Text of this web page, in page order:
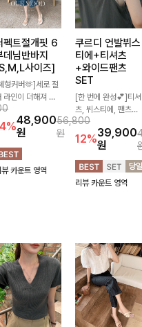
펙트절개핏 6
데님반바지
사이즈]
형커버🫶]세로 절
라인이 더해져 다
라인을 더욱 길고
하게 연출해주는
5부 데님 반바지 🤍
없는 기장과 여
운 핏으로 편안하
착용되며 다양한
48,900
원
56,800
원
뷰 카운트 영역
쿠르디 언발뷔스
티에+티셔츠
+와이드팬츠
SET
[한 번에 완성💕]티셔
츠, 뷔스티에, 팬츠까
지 한 번에 구성된 실
속 있는 3피스 세트
🖤 따로 또 같이 활용
하기 좋아 코디 걱정
없이 데일리하게 즐기
기 좋아요 ✨
12%39,900
원
리뷰 카운트 영역